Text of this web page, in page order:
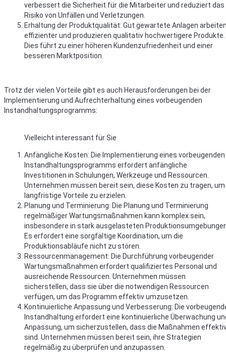
verbessert die Sicherheit für die Mitarbeiter und reduziert das
Risiko von Unfällen und Verletzungen.
Erhaltung der Produktqualität: Gut gewartete Anlagen
effizienter und produzieren qualitativ hochwertigere Produkte.
Dies führt zu einer höheren Kundenzufriedenheit und einer
besseren Marktposition.
Trotz der vielen Vorteile gibt es auch Herausforderungen bei der
Implementierung und Aufrechterhaltung eines vorbeugenden
Instandhaltungsprogramms:
Vielleicht interessant für Sie
Anfängliche Kosten: Die Implementierung eines vorbeugenden
Instandhaltungsprogramms erfordert anfängliche
Investitionen in Schulungen, Werkzeuge und Ressourcen.
Unternehmen müssen bereit sein, diese Kosten zu tragen, um
langfristige Vorteile zu erzielen.
Planung und Terminierung: Die Planung und Terminierung
regelmäßiger Wartungsmaßnahmen kann komplex sein,
insbesondere in stark ausgelasteten
Es erfordert eine sorgfältige Koordination, um die
Produktionsabläufe nicht zu stören.
Ressourcenmanagement: Die Durchführung vorbeugender
Wartungsmaßnahmen erfordert qualifiziertes Personal und
ausreichende Ressourcen. Unternehmen müssen
sicherstellen, dass sie über die notwendigen Ressourcen
verfügen, um das Programm effektiv umzusetzen.
Kontinuierliche Anpassung und Verbesserung: Die
Instandhaltung erfordert eine kontinuierliche Überwachung
Anpassung, um sicherzustellen, dass die Maßnahmen
sind. Unternehmen müssen bereit sein, ihre Strategien
regelmäßig zu überprüfen und anzupassen.